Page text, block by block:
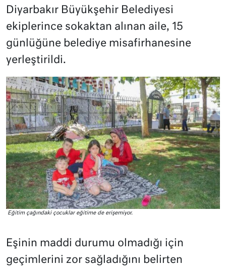
Diyarbakır Büyükşehir Belediyesi
ekiplerince sokaktan alınan aile, 15
günlüğüne belediye misafirhanesine
yerleştirildi.
Eğitim çağındaki çocuklar eğitime de erişemiyor.
Eşinin maddi durumu olmadığı için
geçimlerini zor sağladığını belirten